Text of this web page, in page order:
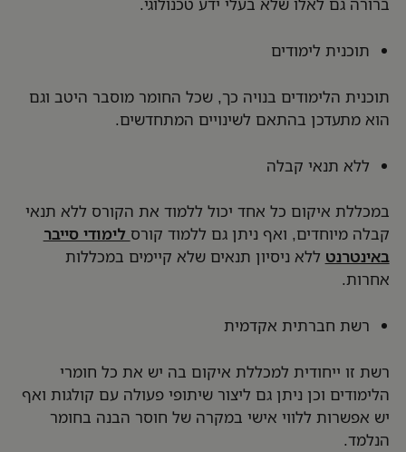
תוכנית לימודים
תוכנית הלימודים בנויה כך, שכל החומר מוסבר היטב וגם
הוא מתעדכן בהתאם לשינויים המתחדשים.
ללא תנאי קבלה
במכללת איקום כל אחד יכול ללמוד את הקורס ללא תנאי
קבלה מיוחדים, ואף ניתן גם ללמוד קורס לימודי סייבר
באינטרנט ללא ניסיון תנאים שלא קיימים במכללות
אחרות.
רשת חברתית אקדמית
רשת זו ייחודית למכללת איקום בה יש את כל חומרי
הלימודים וכן ניתן גם ליצור שיתופי פעולה עם קולגות ואף
יש אפשרות ללווי אישי במקרה של חוסר הבנה בחומר
הנלמד.